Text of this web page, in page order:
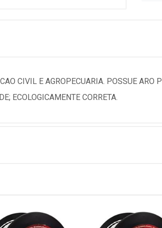
CIVIL E AGROPECUARIA. POSSUE
ECOLOGICAMENTE CORRETA.